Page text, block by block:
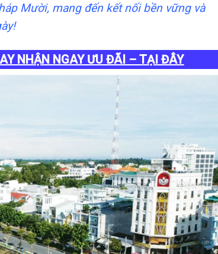
Mười, mang đến kết nối bền vững và
NHẬN NGAY ƯU ĐÃI – TẠI ĐÂY